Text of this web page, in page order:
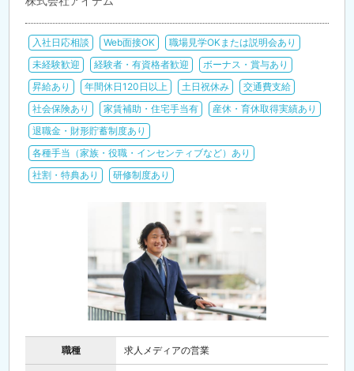
入社日応相談 Web面接OK
職場見学OKまたは説明会あり
未経験歓迎
経験者・有資格者歓迎
ボーナス・賞与あり
昇給あり
年間休日120日以上 土日祝休み
交通費支給
社会保険あり
家賃補助・住宅手当有
産休・育休取得実績あり
退職金・財形貯蓄制度あり
各種手当（家族・役職・インセンティブなど）あり
社割・特典あり
研修制度あり
職種 求人メディアの営業